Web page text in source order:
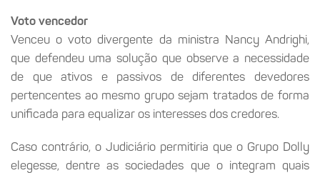
Voto vencedor
Venceu o voto divergente da ministra Nancy Andrighi,
que defendeu uma solução que observe a necessidade
de que ativos e passivos de diferentes devedores
pertencentes ao mesmo grupo sejam tratados de forma
unificada para equalizar os interesses dos credores.
Caso contrário, o Judiciário permitiria que o Grupo Dolly
elegesse, dentre as sociedades que o integram quais